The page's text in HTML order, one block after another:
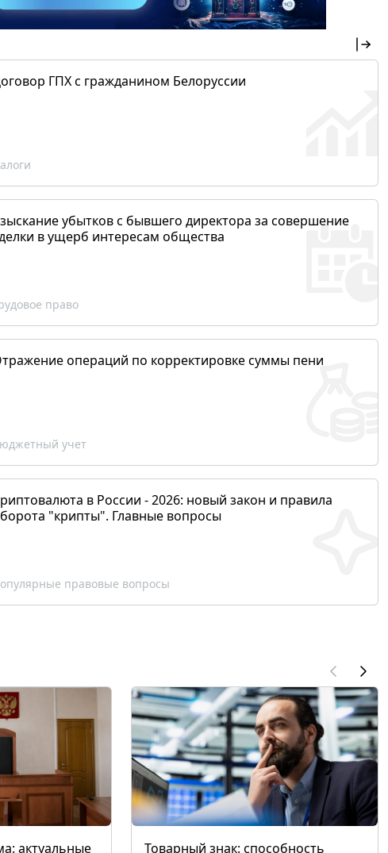
ГПХ с гражданином Белоруссии
убытков с бывшего директора за совершение
в ущерб интересам общества
право
операций по корректировке суммы пени
учет
в России - 2026: новый закон и правила
"крипты". Главные вопросы
правовые вопросы
актуальные Товарный знак: способность